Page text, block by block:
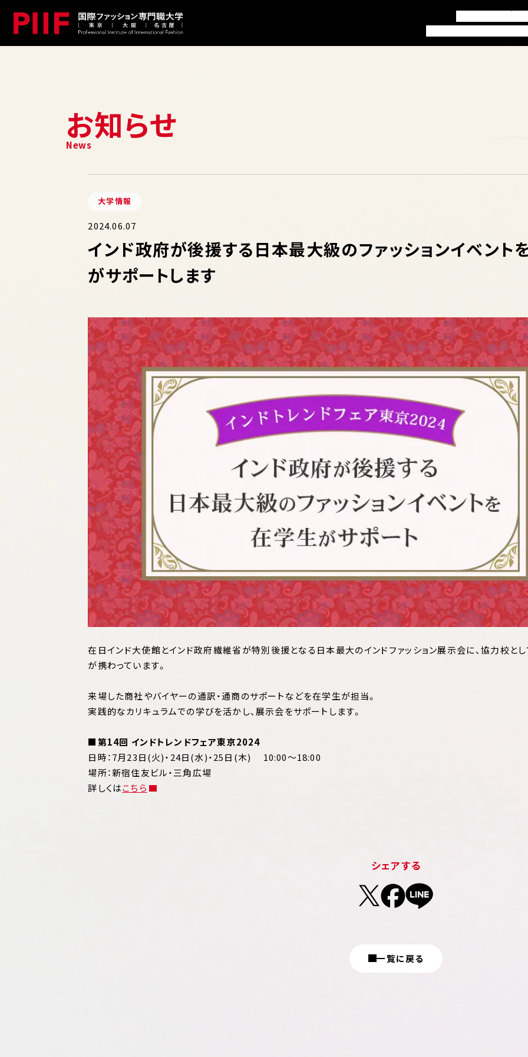
お知らせ
大学情報
2024.06.07
インド政府が後援する日本最大級のファッションイベント
がサポートします
在日インド大使館とインド政府繊維省が特別後援となる日本最大のインドファッション展示会に、協力校と
が携わっています。
来場した商社やバイヤーの通訳・通商のサポートなどを在学生が担当。
実践的なカリキュラムでの学びを活かし、展示会をサポートします。
■第14回 インドトレンドフェア東京2024
日時：7月23日(火)・24日(水)・25日(木) 10:00～18:00
場所：新宿住友ビル・三角広場
詳しくはこちら
シェアする
一覧に戻る